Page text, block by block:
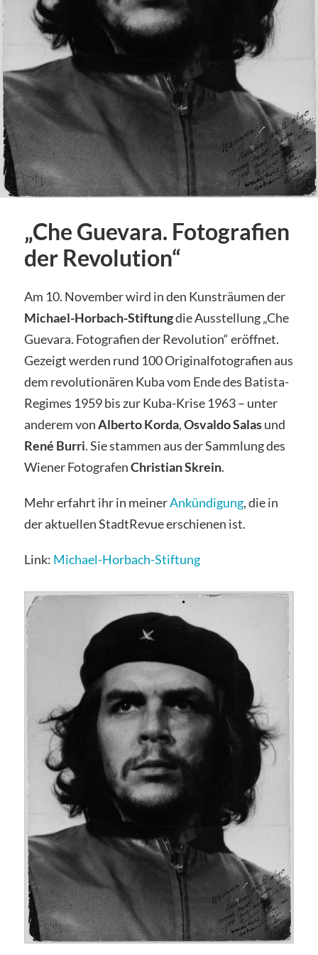
„Che Guevara. Fotografien
der Revolution“
Am 10. November wird in den Kunsträumen der
Michael-Horbach-Stiftungdie Ausstellung „Che
Guevara. Fotografien der Revolution“ eröffnet.
Gezeigt werden rund 100 Originalfotografien aus
dem revolutionären Kuba vom Ende des Batista-
Regimes 1959 bis zur Kuba-Krise 1963 – unter
anderem vonAlberto Korda,Osvaldo Salasund
René Burri. Sie stammen aus der Sammlung des
Wiener FotografenChristian Skrein.
Mehr erfahrt ihr in meinerAnkündigung, die in
der aktuellen StadtRevue erschienen ist.
Link: Michael-Horbach-Stiftung